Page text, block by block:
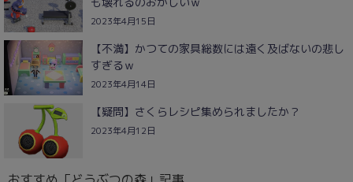
2023年4月15日
【不満】かつての家具総数には遠く及ばないの悲し
すぎるｗ
2023年4月14日
【疑問】さくらレシピ集められましたか？
2023年4月12日